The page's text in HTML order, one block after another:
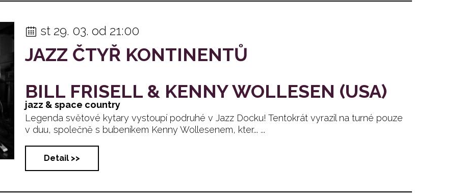
st 29. 03. od 21:00
JAZZ ČTYŘ KONTINENTŮ
BILL FRISELL & KENNY WOLLESEN (USA)
jazz & space country
Legenda světové kytary vystoupí podruhé v Jazz Docku! Tentokrát vyrazil na turné pouze
v duu, společně s bubeníkem Kenny Wollesenem, kter... ...
Detail >>